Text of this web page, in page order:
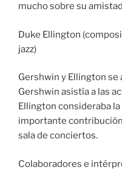
mucho sobre su
Duke Ellington
jazz)
Gershwin y Ellington
Gershwin asistía a las
Ellington consideraba
importante
sala de conciertos.
Colaboradores e